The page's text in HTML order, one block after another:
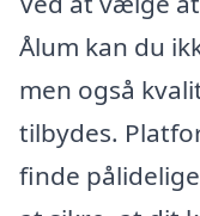
Ålum kan du
men også
tilbydes.
finde